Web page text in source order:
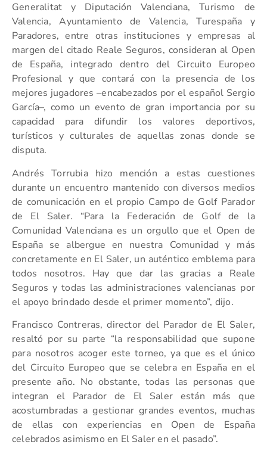
Generalitat y Diputación Valenciana, Turismo de
Valencia, Ayuntamiento de Valencia, Turespaña y
Paradores, entre otras instituciones y empresas al
margen del citado Reale Seguros, consideran al Open
de España, integrado dentro del Circuito Europeo
Profesional y que contará con la presencia de los
mejores jugadores –encabezados por el español Sergio
García–, como un evento de gran importancia por su
capacidad para difundir los valores deportivos,
turísticos y culturales de aquellas zonas donde se
disputa.
Andrés Torrubia hizo mención a estas cuestiones
durante un encuentro mantenido con diversos medios
de comunicación en el propio Campo de Golf Parador
de El Saler. “Para la Federación de Golf de la
Comunidad Valenciana es un orgullo que el Open de
España se albergue en nuestra Comunidad y más
concretamente en El Saler, un auténtico emblema para
todos nosotros. Hay que dar las gracias a Reale
Seguros y todas las administraciones valencianas por
el apoyo brindado desde el primer momento”, dijo.
Francisco Contreras, director del Parador de El Saler,
resaltó por su parte “la responsabilidad que supone
para nosotros acoger este torneo, ya que es el único
del Circuito Europeo que se celebra en España en el
presente año. No obstante, todas las personas que
integran el Parador de El Saler están más que
acostumbradas a gestionar grandes eventos, muchas
de ellas con experiencias en Open de España
celebrados asimismo en El Saler en el pasado”.